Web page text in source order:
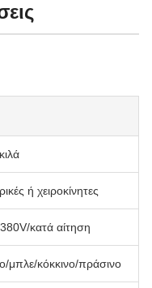
ή χειροκίνητες
κατά αίτηση
μπλε/κόκκινο/πράσινο